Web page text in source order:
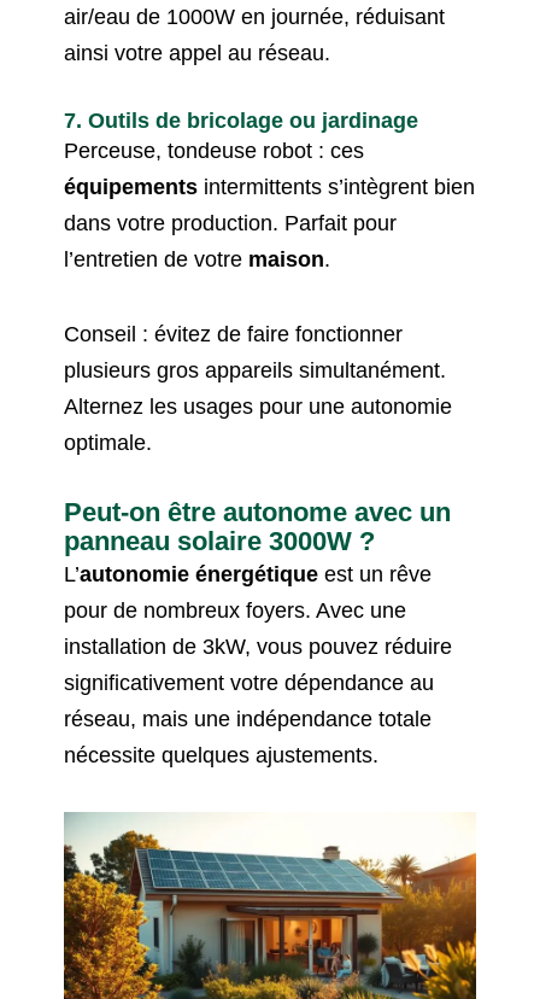
air/eau de 1000W en journée, réduisant
ainsi votre appel au réseau.
7. Outils de bricolage ou jardinage
Perceuse, tondeuse robot : ces
équipements intermittents s’intègrent bien
dans votre production. Parfait pour
l’entretien de votre maison.
Conseil : évitez de faire fonctionner
plusieurs gros appareils simultanément.
Alternez les usages pour une autonomie
optimale.
Peut-on être autonome avec un
panneau solaire 3000W ?
L’autonomie énergétique est un rêve
pour de nombreux foyers. Avec une
installation de 3kW, vous pouvez réduire
significativement votre dépendance au
réseau, mais une indépendance totale
nécessite quelques ajustements.